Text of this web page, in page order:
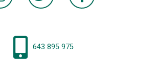
643 895 975